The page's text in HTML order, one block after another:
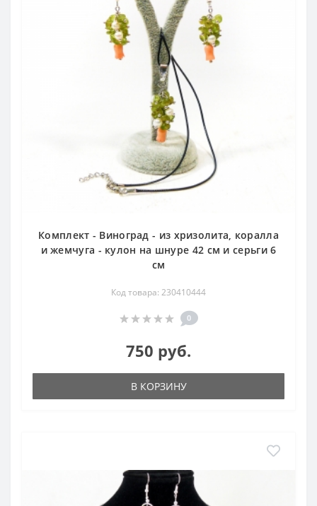
Комплект - Виноград - из хризолита, коралла
и жемчуга - кулон на шнуре 42 см и серьги 6
см
Код товара: 230410444
0
750 руб.
В КОРЗИНУ